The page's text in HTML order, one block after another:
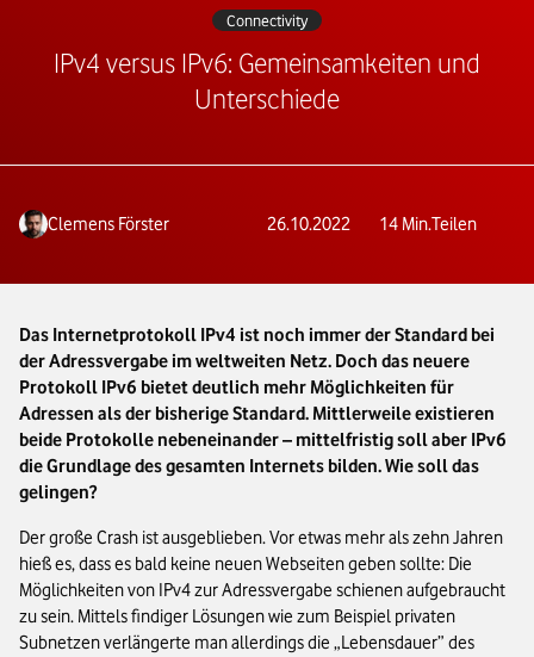
Connectivity
IPv4 versus IPv6: Gemeinsamkeiten und
Unterschiede
Clemens Förster 26.10.2022 14 Min.Teilen
Das Internetprotokoll IPv4 ist noch immer der Standard bei
der Adressvergabe im weltweiten Netz. Doch das neuere
Protokoll IPv6 bietet deutlich mehr Möglichkeiten für
Adressen als der bisherige Standard. Mittlerweile existieren
beide Protokolle nebeneinander – mittelfristig soll aber IPv6
die Grundlage des gesamten Internets bilden. Wie soll das
gelingen?
Der große Crash ist ausgeblieben. Vor etwas mehr als zehn Jahren
hieß es, dass es bald keine neuen Webseiten geben sollte: Die
Möglichkeiten von IPv4 zur Adressvergabe schienen aufgebraucht
zu sein. Mittels findiger Lösungen wie zum Beispiel privaten
Subnetzen verlängerte man allerdings die „Lebensdauer” des